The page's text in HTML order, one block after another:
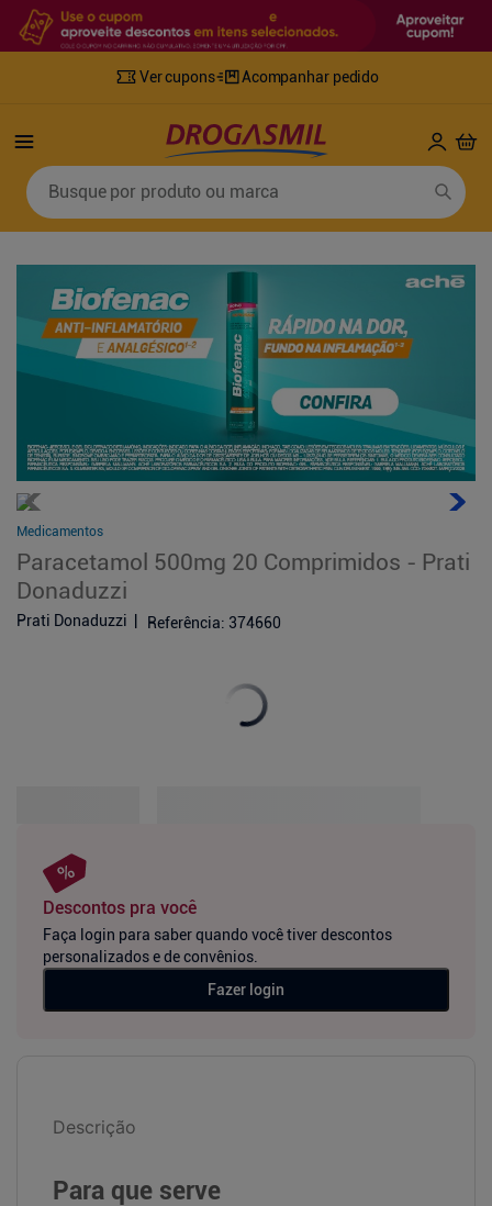
Ver cupons Acompanhar pedido
Busque por produto ou marca
Medicamentos
Paracetamol 500mg 20 Comprimidos - Prati
Donaduzzi
Prati Donaduzzi Referência: 374660
Descontos pra você
Faça login para saber quando você tiver descontos
personalizados e de convênios.
Fazer login
Descrição
Para que serve
Termos mais buscados
3º
retinol
4º
fralda geriatrica
mounjaro
9º
fralda xg
10º shampoo